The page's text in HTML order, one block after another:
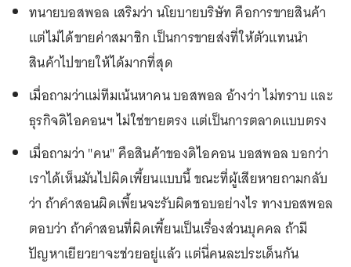
ทนายบอสพอล เสริมว่า นโยบายบริษัท คือการขายสินค้า
แต่ไม่ได้ขายค่าสมาชิก เป็นการขายส่งที่ให้ตัวแทนนำ
สินค้าไปขายให้ได้มากที่สุด
เมื่อถามว่าแม่ทีมเน้นหาคน บอสพอล อ้างว่า ไม่ทราบ และ
ธุรกิจดิไอคอนฯ ไม่ใช่ขายตรง แต่เป็นการตลาดแบบตรง
เมื่อถามว่า "คน" คือสินค้าของดิไอคอน บอสพอล บอกว่า
เราได้เห็นมันไปผิดเพี้ยนแบบนี้ ขณะที่ผู้เสียหายถามกลับ
ว่า ถ้าคำสอนผิดเพี้ยนจะรับผิดชอบอย่างไร ทางบอสพอล
ตอบว่า ถ้าคำสอนที่ผิดเพี้ยนเป็นเรื่องส่วนบุคคล ถ้ามี
ปัญหาเยียวยาจะช่วยอยู่แล้ว แต่นี่คนละประเด็นกัน